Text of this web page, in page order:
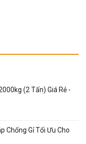
(2 Tấn) Giá Rẻ -
Chống Gỉ Tối Ưu Cho